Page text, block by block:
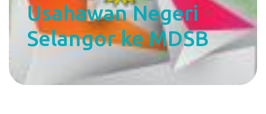
Usahawan Negeri
Selangor ke MDSB